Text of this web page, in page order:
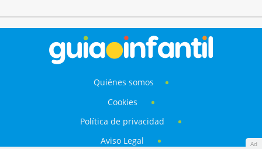
Ad
Quiénes somos
Cookies
Política de privacidad
Aviso Legal